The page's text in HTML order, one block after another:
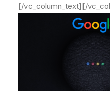
[/vc_column_text][/